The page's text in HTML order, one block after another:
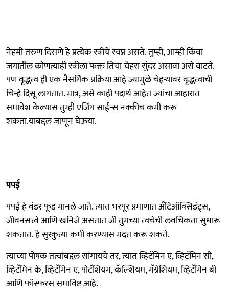
नेहमी तरुण दिसणे हे प्रत्येक स्त्रीचे स्वप्न असते. तुम्ही, आम्ही किंवा
जगातील कोणत्याही स्त्रीला फक्त तिचा चेहरा सुंदर असावा असे वाटते.
पण वृद्धत्व ही एक नैसर्गिक प्रक्रिया आहे ज्यामुळे चेहऱ्यावर वृद्धत्वाची
चिन्हे दिसू लागतात. मात्र, असे काही पदार्थ आहेत ज्यांचा आहारात
समावेश केल्यास तुम्ही एजिंग साईन्स नक्कीच कमी करू
शकता.याबद्दल जाणून घेऊया.
पपई
पपई हे वंडर फूड मानले जाते. त्यात भरपूर प्रमाणात अँटिऑक्सिडंट्स,
जीवनसत्त्वे आणि खनिजे असतात जी तुमच्या त्वचेची लवचिकता सुधारू
शकतात. हे सुरकुत्या कमी करण्यास मदत करू शकते.
त्याच्या पोषक तत्वांबद्दल सांगायचे तर, त्यात व्हिटॅमिन ए, व्हिटॅमिन सी,
व्हिटॅमिन के, व्हिटॅमिन ए, पोटॅशियम, कॅल्शियम, मॅग्नेशियम, व्हिटॅमिन बी
आणि फॉस्फरस समाविष्ट आहे.